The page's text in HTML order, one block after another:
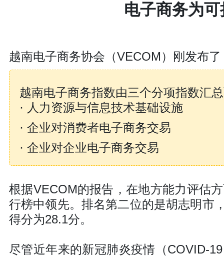
电子商务为
越南电子商务协会（VECOM）刚发布
越南电子商务指数由三个分项指数汇
· 人力资源与信息技术基础设施
· 企业对消费者电子商务交易
· 企业对企业电子商务交易
根据VECOM的报告，在地方能力评估
行榜中领先。排名第二位的是胡志明市
得分为28.1分。
尽管近年来的新冠肺炎疫情（COVID-